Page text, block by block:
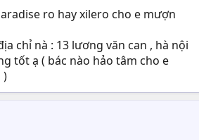
ro hay xilero cho e mượn
chỉ nà : 13 lương văn can , hà nội
tốt ạ ( bác nào hảo tâm cho e
)